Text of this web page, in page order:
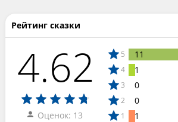
Рейтинг сказки
4.62
Оценок: 13
5 11
4 1
3 0
2 0
1 1